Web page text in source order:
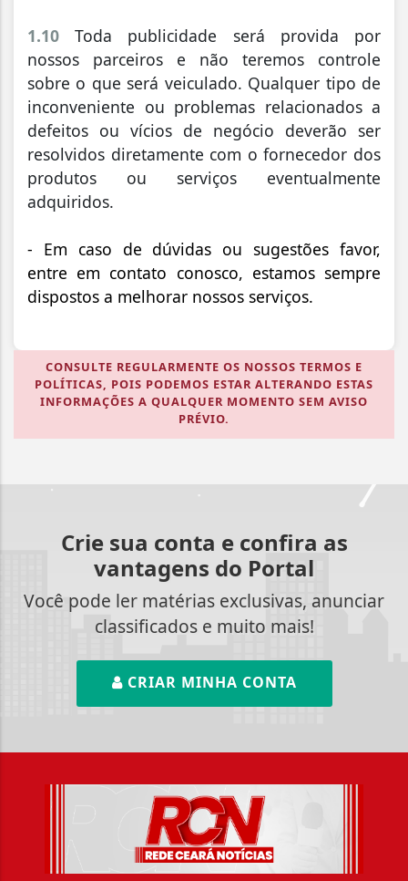
1.10 Toda publicidade será provida por
nossos parceiros e não teremos controle
sobre o que será veiculado. Qualquer tipo de
inconveniente ou problemas relacionados a
defeitos ou vícios de negócio deverão ser
resolvidos diretamente com o fornecedor dos
produtos ou serviços eventualmente
adquiridos.
- Em caso de dúvidas ou sugestões favor,
entre em contato conosco, estamos sempre
dispostos a melhorar nossos serviços.
CONSULTE REGULARMENTE OS NOSSOS TERMOS E
POLÍTICAS, POIS PODEMOS ESTAR ALTERANDO ESTAS
INFORMAÇÕES A QUALQUER MOMENTO SEM AVISO
PRÉVIO.
Crie sua conta e confira as
vantagens do Portal
Você pode ler matérias exclusivas, anunciar
classificados e muito mais!
CRIAR MINHA CONTA